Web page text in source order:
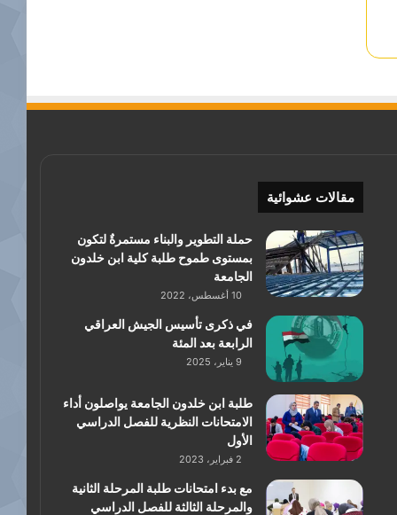
مقالات عشوائية
حملة التطوير والبناء مستمرةٌ لتكون
بمستوى طموح طلبة كلية ابن خلدون
الجامعة
10 أغسطس، 2022
في ذكرى تأسيس الجيش العراقي
الرابعة بعد المئة
9 يناير، 2025
طلبة ابن خلدون الجامعة يواصلون أداء
الامتحانات النظرية للفصل الدراسي
الأول
2 فبراير، 2023
مع بدء امتحانات طلبة المرحلة الثانية
والمرحلة الثالثة للفصل الدراسي